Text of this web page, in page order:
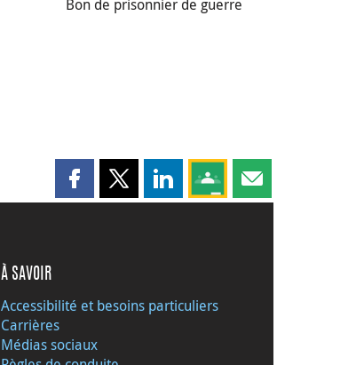
Bon de prisonnier de guerre
Partager cette page sur Facebook
Partager cette page sur X
Partager cette page sur
Partagez cette page sur
Partager cette
À SAVOIR
Accessibilité et besoins particuliers
Carrières
Médias sociaux